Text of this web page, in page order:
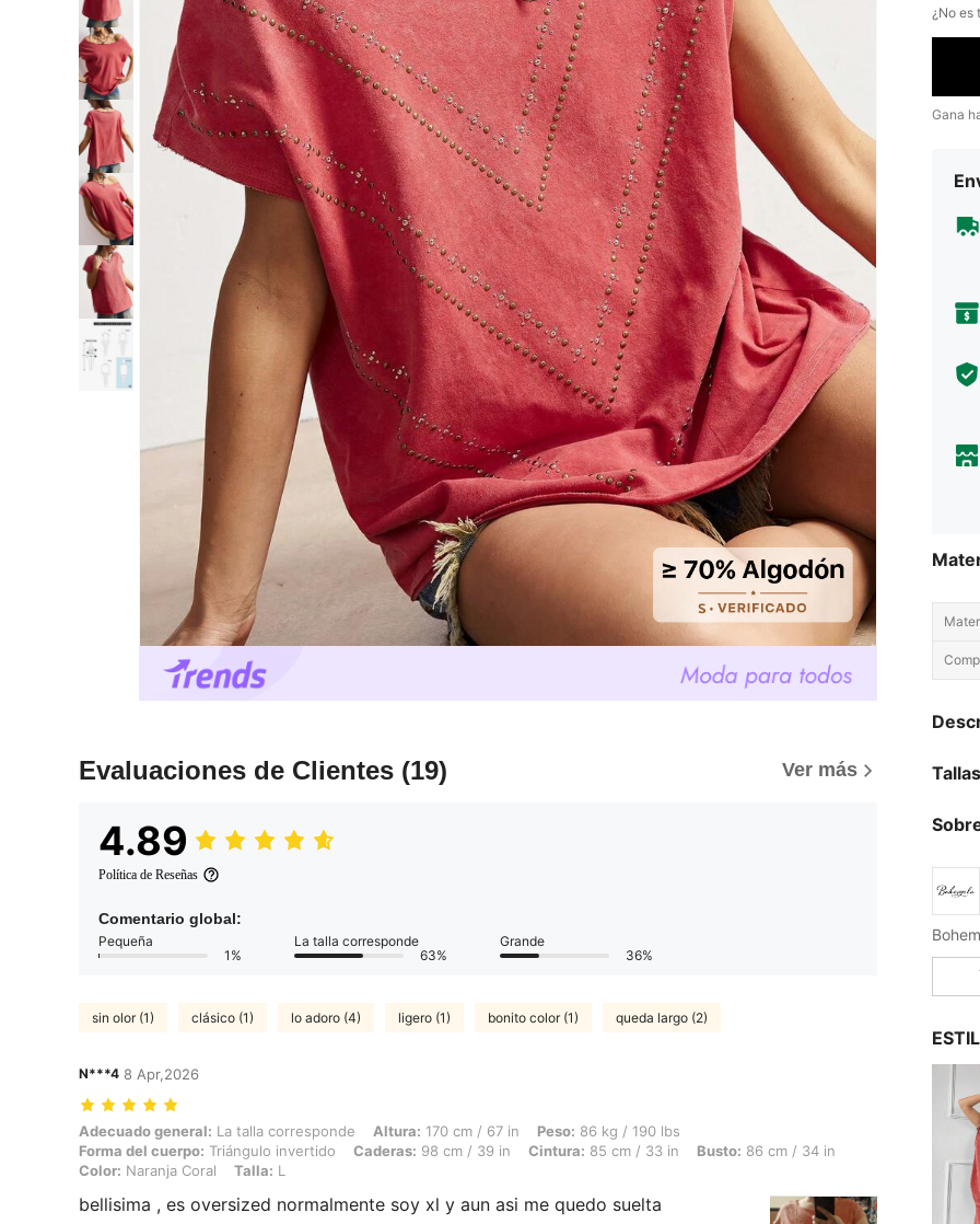
Evaluaciones de Clientes (19) Ver más
4.89
Política de Reseñas
Comentario global:
Pequeña
1%
La talla corresponde
63%
Grande
36%
sin olor (1) clásico (1) lo adoro (4) ligero (1) bonito color (1) queda largo (2)
N***4 8 Apr,2026
Adecuado general: La talla corresponde, Altura: 170 cm / 67 in, Peso: 86 kg / 190 lbs, Forma del cuerpo: Triángulo invertido, Caderas: 98 cm / 39 in,
Adecuado general: La talla corresponde Altura: 170 cm / 67 in Peso: 86 kg / 190 lbs
Forma del cuerpo: Triángulo invertido Caderas: 98 cm / 39 in Cintura: 85 cm / 33 in Busto: 86 cm / 34 in
Color: Naranja Coral Talla: L
bellisima , es oversized normalmente soy xl y aun asi me quedo suelta
¿No es
Gana